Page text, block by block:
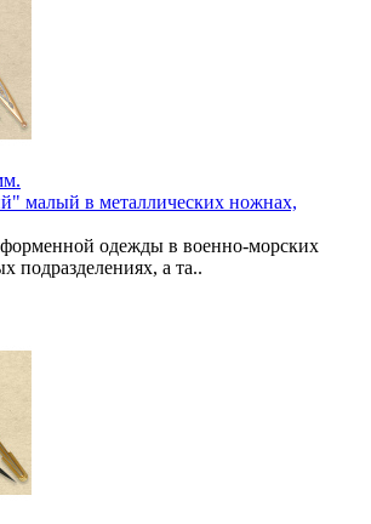
малый в металлических ножнах,
одежды в военно-морских
подразделениях, а та..